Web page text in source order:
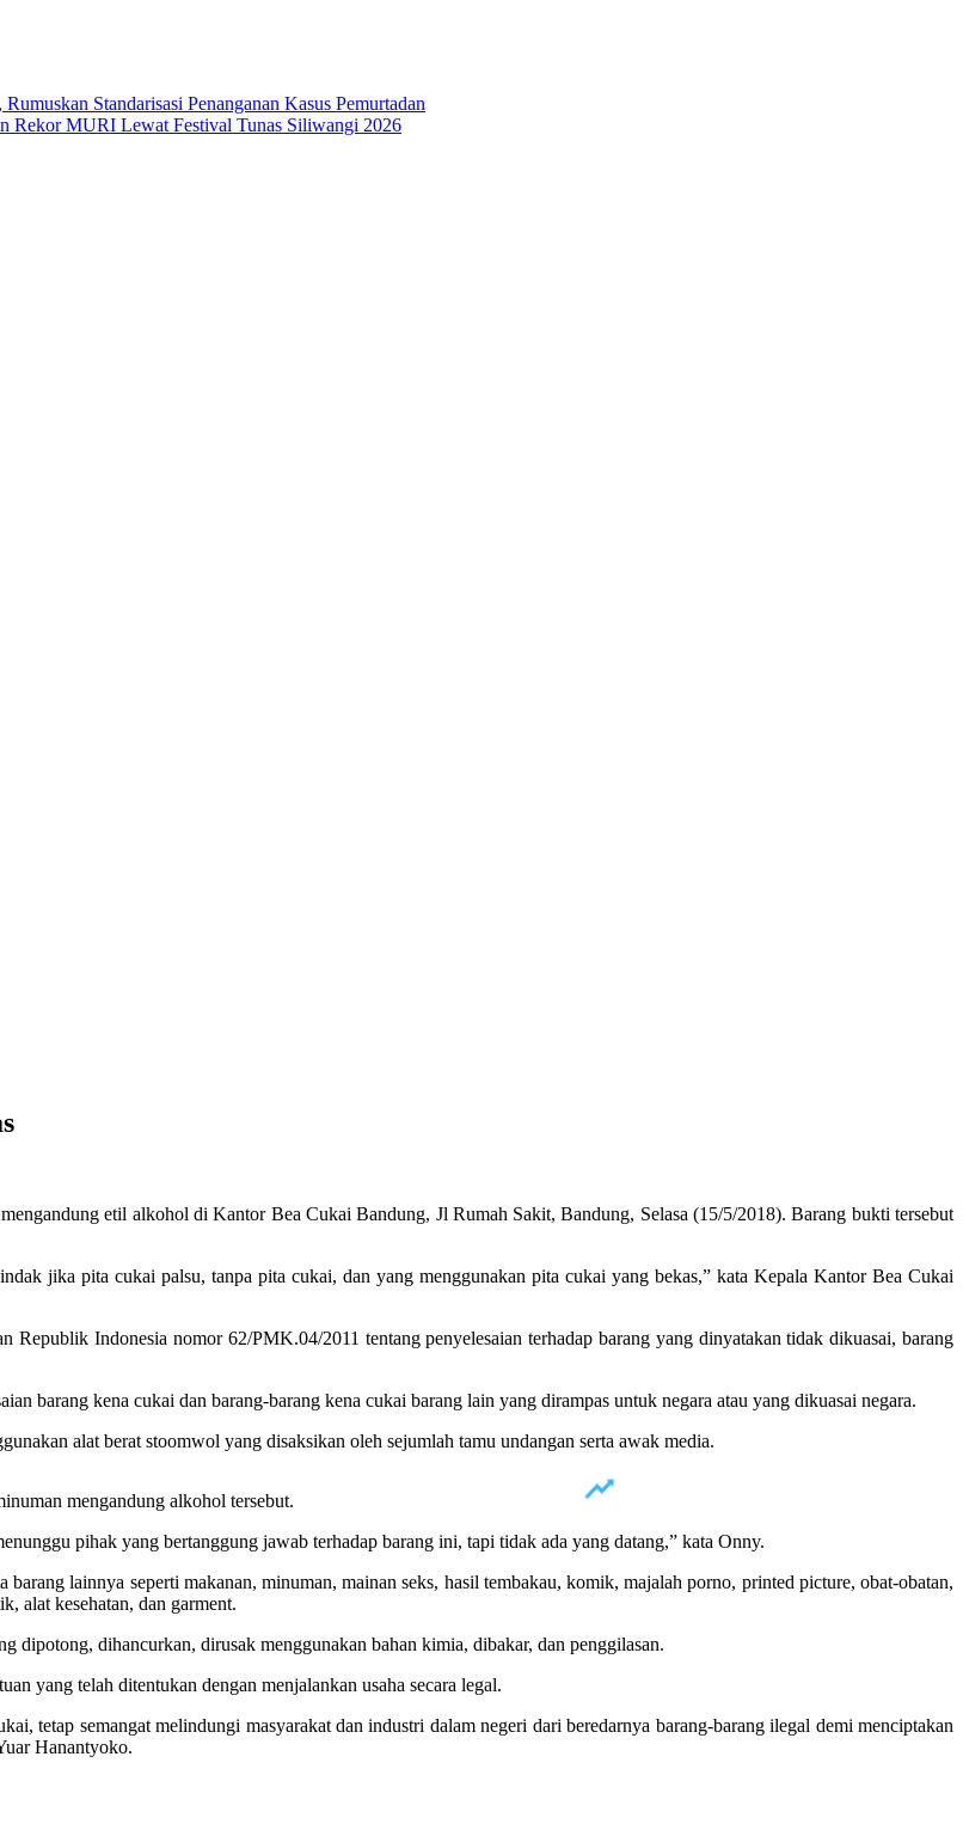
Standarisasi Penanganan Kasus Pemurtadan
Rekor MURI Lewat Festival Tunas Siliwangi 2026
etil alkohol di Kantor Bea Cukai Bandung, Jl Rumah Sakit, Bandung, Selasa (15/5/2018). Barang bukti tersebut
jika pita cukai palsu, tanpa pita cukai, dan yang menggunakan pita cukai yang bekas,” kata Kepala Kantor Bea Cukai
Republik Indonesia nomor 62/PMK.04/2011 tentang penyelesaian terhadap barang yang dinyatakan tidak dikuasai, barang
barang kena cukai dan barang-barang kena cukai barang lain yang dirampas untuk negara atau yang dikuasai negara.
alat berat stoomwol yang disaksikan oleh sejumlah tamu undangan serta awak media.
mengandung alkohol tersebut.
pihak yang bertanggung jawab terhadap barang ini, tapi tidak ada yang datang,” kata Onny.
lainnya seperti makanan, minuman, mainan seks, hasil tembakau, komik, majalah porno, printed picture, obat-obatan,
alat kesehatan, dan garment.
dipotong, dihancurkan, dirusak menggunakan bahan kimia, dibakar, dan penggilasan.
yang telah ditentukan dengan menjalankan usaha secara legal.
tetap semangat melindungi masyarakat dan industri dalam negeri dari beredarnya barang-barang ilegal demi menciptakan
Hanantyoko.